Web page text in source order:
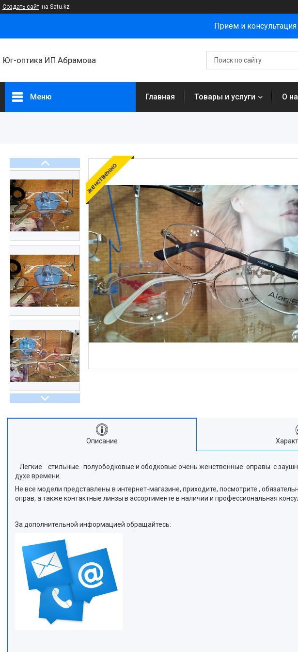
Создать сайт на Satu.kz
Прием и
Юг-оптика ИП Абрамова
Меню
О нас
Отзывы
Главная Товары и услуги О
женственно
Описание
Легкие стильные полуободковые и ободковые очень женственные оправы с
духе времени.
Не все модели представлены в интернет-магазине, приходите, посмотрите ,
оправ, а также контактные линзы в ассортименте в наличии и профессиональная
За дополнительной информацией обращайтесь: